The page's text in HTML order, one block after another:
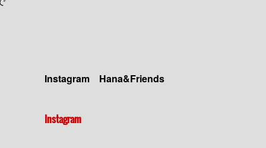
Instagram Hana&Friends
Instagram